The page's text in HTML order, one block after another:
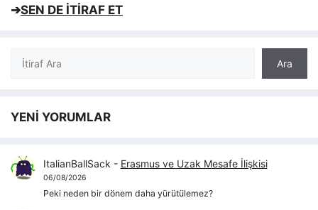
➔SEN DE İTİRAF ET
Ara
Ara
YENİ YORUMLAR
ItalianBallSack - Erasmus ve Uzak Mesafe İlişkisi
06/08/2026
Peki neden bir dönem daha yürütülemez?